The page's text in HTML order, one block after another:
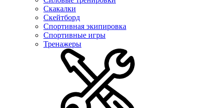
Скакалки
Скейтборд
Спортивная экипировка
Спортивные игры
Тренажеры